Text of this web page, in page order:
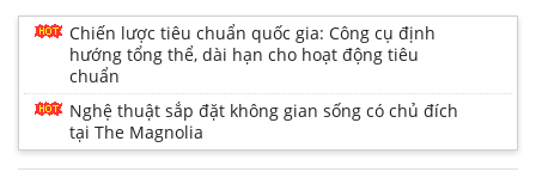
Chiến lược tiêu chuẩn quốc gia: Công cụ định
hướng tổng thể, dài hạn cho hoạt động tiêu
chuẩn
Nghệ thuật sắp đặt không gian sống có chủ đích
tại The Magnolia